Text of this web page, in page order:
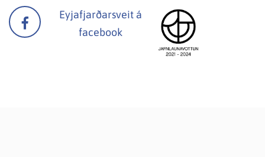
Eyjafjarðarsveit á
facebook